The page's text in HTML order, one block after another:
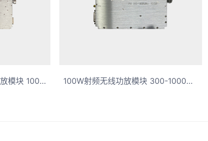
80W-100W大功率射频功放模块 1000MHz-2000MHz射频信号放大器 100W射频无线功放模块 300-1000MHz宽高频功率放大器